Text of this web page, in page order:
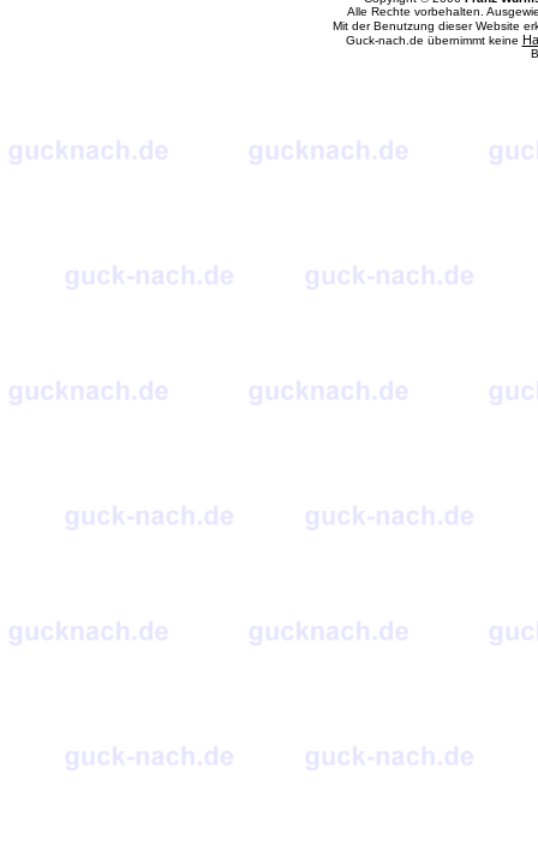
Alle Rechte vorbehalten.
Mit der Benutzung dieser Website
Guck-nach.de übernimmt keine